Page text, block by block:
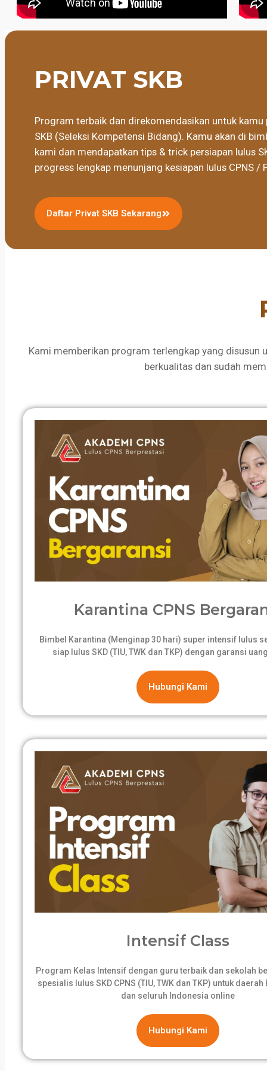
PRIVAT SKB
Program terbaik dan direkomendasikan untuk kamu
SKB (Seleksi Kompetensi Bidang). Kamu akan di
kami dan mendapatkan tips & trick persiapan lulus
progress lengkap menunjang kesiapan lulus CPNS /
Daftar Privat SKB Sekarang
Kami memberikan program terlengkap yang disusun
berkualitas dan sudah
Karantina CPNS
Bimbel Karantina (Menginap 30 hari) super intensif lulus
siap lulus SKD (TIU, TWK dan TKP) dengan garansi
Hubungi Kami
Intensif Class
Program Kelas Intensif dengan guru terbaik dan sekolah
spesialis lulus SKD CPNS (TIU, TWK dan TKP) untuk
dan seluruh Indonesia online
Hubungi Kami